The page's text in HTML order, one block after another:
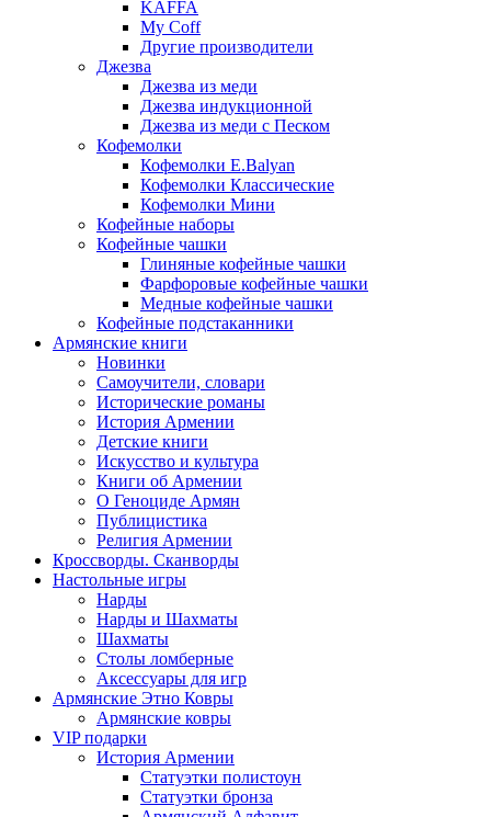
KAFFA
My Coff
Другие производители
Джезва
Джезва из меди
Джезва индукционной
Джезва из меди с Песком
Кофемолки
Кофемолки E.Balyan
Кофемолки Классические
Кофемолки Мини
Кофейные наборы
Кофейные чашки
Глиняные кофейные чашки
Фарфоровые кофейные чашки
Медные кофейные чашки
Кофейные подстаканники
Армянские книги
Новинки
Самоучители, словари
Исторические романы
История Армении
Детские книги
Иcкусство и культура
Книги об Армении
О Геноциде Армян
Публицистика
Религия Армении
Кроссворды. Сканворды
Настольные игры
Нарды
Нарды и Шахматы
Шахматы
Столы ломберные
Аксессуары для игр
Армянские Этно Ковры
Армянские ковры
VIP подарки
История Армении
Статуэтки полистоун
Статуэтки бронза